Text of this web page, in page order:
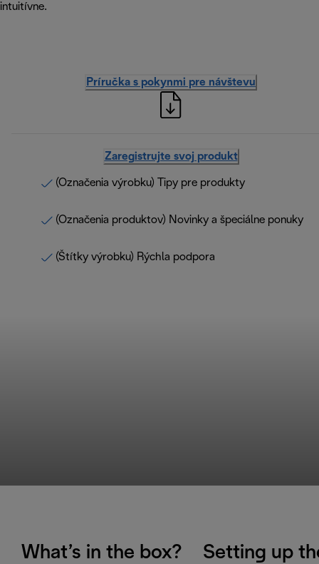
intuitívne.
Príručka s pokynmi pre návštevu
Zaregistrujte svoj produkt
(Označenia výrobku) Tipy pre produkty
(Označenia produktov) Novinky a špeciálne ponuky
(Štítky výrobku) Rýchla podpora
What’s in the box?
Setting up